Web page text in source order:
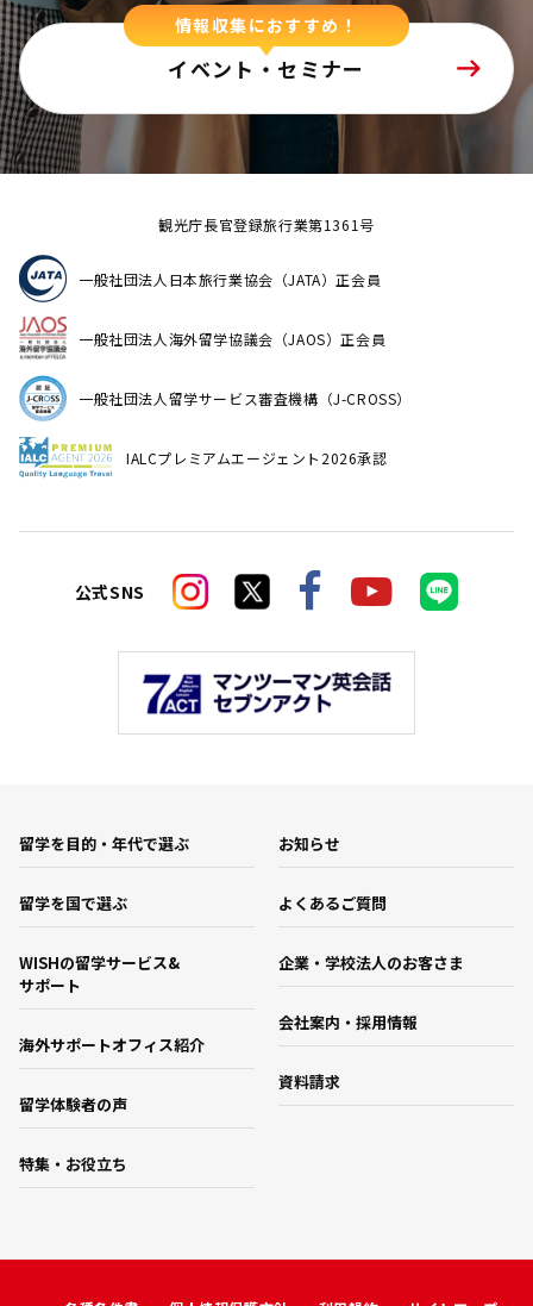
情報収集におすすめ！
イベント・セミナー
観光庁長官登録旅行業第1361号
一般社団法人日本旅行業協会（JATA）正会員
一般社団法人海外留学協議会（JAOS）正会員
一般社団法人留学サービス審査機構（J-CROSS）
IALCプレミアムエージェント2026承認
公式SNS
留学を目的・年代で選ぶ
留学を国で選ぶ
WISHの留学サービス&
サポート
海外サポートオフィス紹介
留学体験者の声
特集・お役立ち
お知らせ
よくあるご質問
企業・学校法人のお客さま
会社案内・採用情報
資料請求